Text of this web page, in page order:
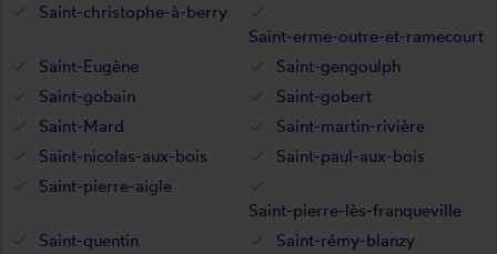
Saint-christophe-à-berry
Saint-erme-outre-et-ramecourt
Saint-Eugène
Saint-gengoulph
Saint-gobain
Saint-gobert
Saint-Mard
Saint-martin-rivière
Saint-nicolas-aux-bois
Saint-paul-aux-bois
Saint-pierre-aigle
Saint-pierre-lès-franqueville
Saint-quentin
Saint-rémy-blanzy